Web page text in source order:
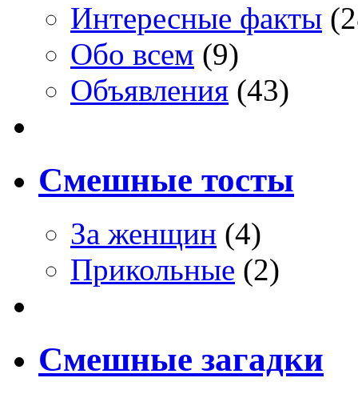
Интересные факты
Обо всем (9)
Объявления (43)
Смешные тосты
За женщин (4)
Прикольные (2)
Смешные загадки